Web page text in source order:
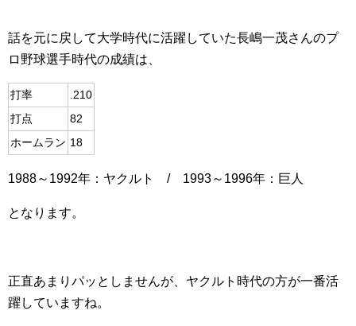
話を元に戻して大学時代に活躍していた長嶋一茂さんのプ
ロ野球選手時代の成績は、
打率
.210
打点
82
ホームラン 18
1988～1992年：ヤクルト / 1993～1996年：巨人
となります。
正直あまりパッとしませんが、ヤクルト時代の方が一番活
躍していますね。